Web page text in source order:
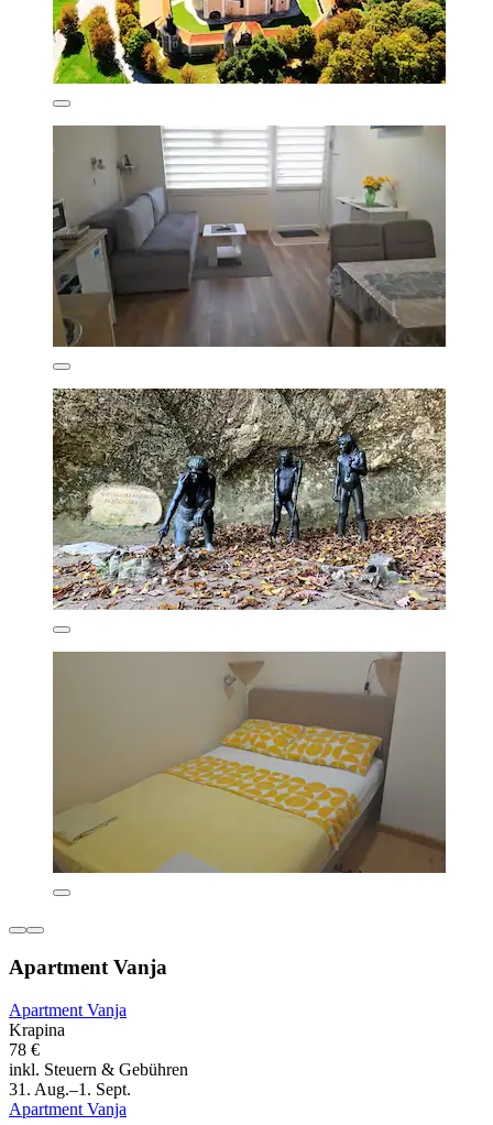
Apartment Vanja
Apartment Vanja
Krapina
78 €
inkl. Steuern & Gebühren
31. Aug.–1. Sept.
Apartment Vanja